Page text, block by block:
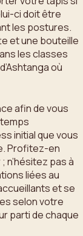
ci doit être
les postures.
et une bouteille
les classes
où
afin de vous
initial que vous
Profitez-en
n’hésitez pas à
liées au
et se
selon votre
parti de chaque